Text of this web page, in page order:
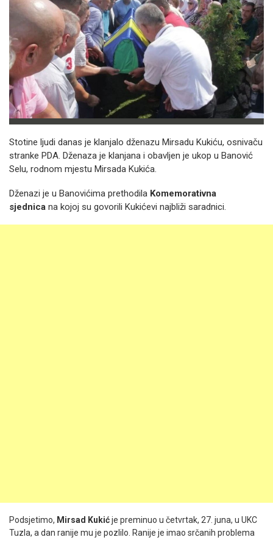
Stotine ljudi danas je klanjalo dženazu Mirsadu Kukiću, osnivaču
stranke PDA. Dženaza je klanjana i obavljen je ukop u Banović
Selu, rodnom mjestu Mirsada Kukića.
Dženazi je u Banovićima prethodila Komemorativna
sjednica na kojoj su govorili Kukićevi najbliži saradnici.
Podsjetimo, Mirsad Kukićje preminuo u četvrtak, 27. juna, u UKC
Tuzla, a dan ranije mu je pozlilo. Ranije je imao srčanih problema